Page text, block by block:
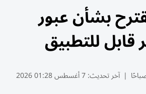
بشأن عبور
للتطبيق
| آخر تحديث:7 أغسطس 01:28 2026